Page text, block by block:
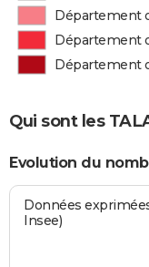
Département
Département
Département
Qui sont les
Evolution du
Données
Insee)